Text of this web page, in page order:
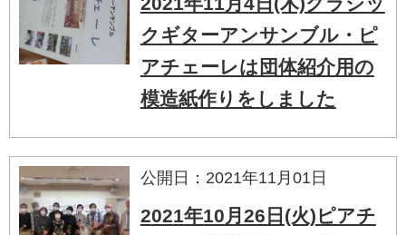
クギターアンサンブル・ピ
アチェーレは団体紹介用の
模造紙作りをしました
公開日：2021年11月01日
2021年10月26日(火)ピアチ